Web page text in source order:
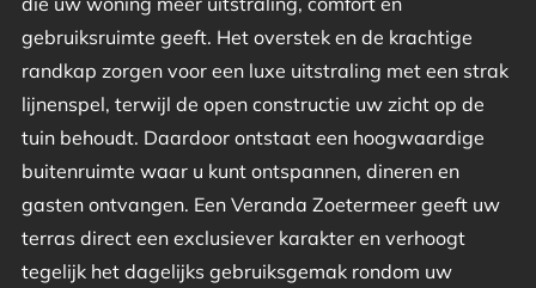
gebruiksruimte geeft. Het overstek en de krachtige
randkap zorgen voor een luxe uitstraling met een strak
lijnenspel, terwijl de open constructie uw zicht op de
tuin behoudt. Daardoor ontstaat een hoogwaardige
buitenruimte waar u kunt ontspannen, dineren en
gasten ontvangen. Een Veranda Zoetermeer geeft uw
terras direct een exclusiever karakter en verhoogt
tegelijk het dagelijks gebruiksgemak rondom uw